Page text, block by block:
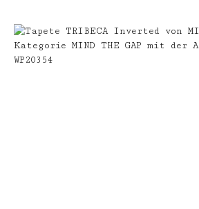
Bildergalerie überspringen